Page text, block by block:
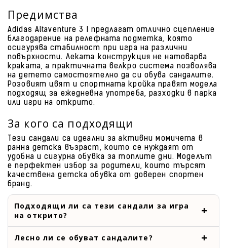
Предимства
Adidas Altaventure 3 I предлагат отлично сцепление
благодарение на релефната подметка, която
осигурява стабилност при игра на различни
повърхности. Леката конструкция не натоварва
краката, а практичната велкро система позволява
на детето самостоятелно да си обува сандалите.
Розовият цвят и спортната кройка правят модела
подходящ за ежедневна употреба, разходки в парка
или игри на открито.
За кого са подходящи
Тези сандали са идеални за активни момичета в
ранна детска възраст, които се нуждаят от
удобна и сигурна обувка за топлите дни. Моделът
е перфектен избор за родители, които търсят
качествена детска обувка от доверен спортен
бранд.
Подходящи ли са тези сандали за игра
на открито?
Лесно ли се обуват сандалите?